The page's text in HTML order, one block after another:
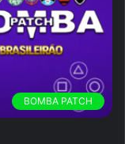
BOMBA PATCH